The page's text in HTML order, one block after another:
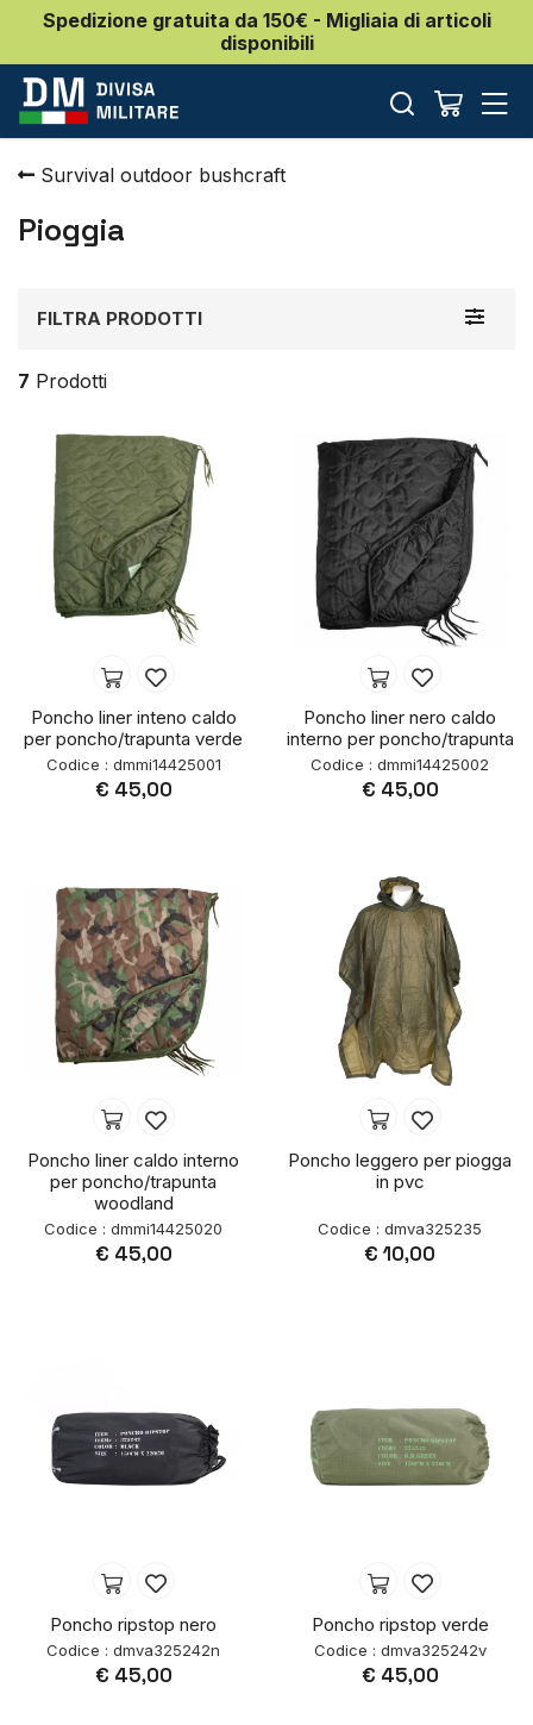
Spedizione gratuita da 150€ - Migliaia di articoli
disponibili
Survival outdoor bushcraft
Pioggia
Toggle
FILTRA PRODOTTI
7 Prodotti
Poncho liner inteno caldo
per poncho/trapunta verde
Codice : dmmi14425001
€ 45,00
Poncho liner nero caldo
interno per poncho/trapunta
Codice : dmmi14425002
€ 45,00
Poncho liner caldo interno
per poncho/trapunta
woodland
Codice : dmmi14425020
€ 45,00
Poncho leggero per piogga
in pvc
Codice : dmva325235
€ 10,00
Poncho ripstop nero
Codice : dmva325242n
€ 45,00
Poncho ripstop verde
Codice : dmva325242v
€ 45,00